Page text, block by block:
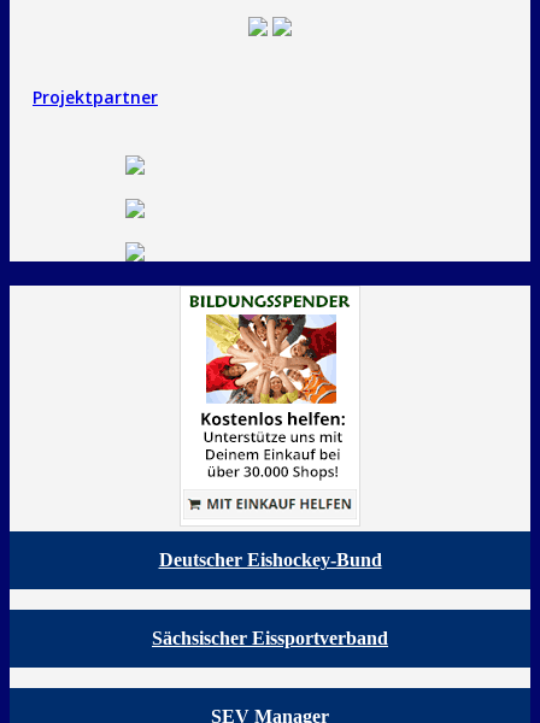
Projektpartner
Deutscher Eishockey-Bund
Sächsischer Eissportverband
SEV Manager